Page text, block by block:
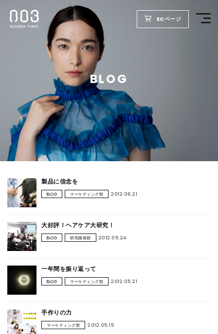
ECページ
BLOG
製品に信念を
BLOG マーケティング部 2012.06.21
大好評！ヘアケア大研究！
BLOG 研究開発部 2012.05.24
一年間を振り返って
BLOG マーケティング部 2012.05.21
手作りの力
マーケティング部 2012.05.15
TOP
PRODUCTS
WELLBEING REPORT
FOR SALON
CONTACT